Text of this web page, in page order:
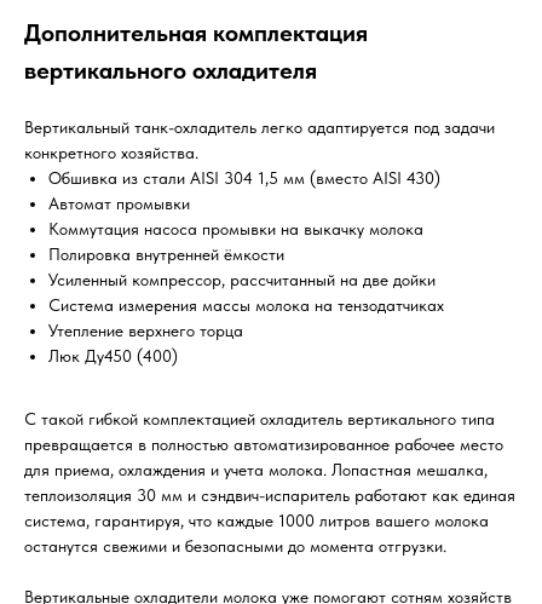
Дополнительная комплектация
вертикального охладителя
Вертикальный танк-охладитель легко адаптируется под задачи
конкретного хозяйства.
Обшивка из стали AISI 304 1,5 мм (вместо AISI 430)
Автомат промывки
Коммутация насоса промывки на выкачку молока
Полировка внутренней ёмкости
Усиленный компрессор, рассчитанный на две дойки
Система измерения массы молока на тензодатчиках
Утепление верхнего торца
Люк Ду450 (400)
С такой гибкой комплектацией охладитель вертикального типа
превращается в полностью автоматизированное рабочее место
для приема, охлаждения и учета молока. Лопастная мешалка,
теплоизоляция 30 мм и сэндвич-испаритель работают как единая
система, гарантируя, что каждые 1000 литров вашего молока
останутся свежими и безопасными до момента отгрузки.
Вертикальные охладители молока уже помогают сотням хозяйств